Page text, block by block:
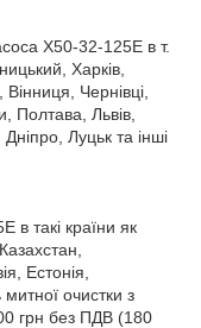
Х50-32-125Е в т.
Харків,
Чернівці,
Полтава, Львів,
Луцьк та інші
в такі країни як
Естонія,
митної очистки з
грн без ПДВ (180